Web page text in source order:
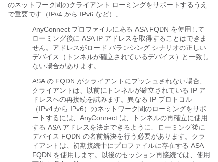
のネットワーク間のクライアント ローミングをサポートするうえ
で重要です（IPv4 から IPv6 など）。
AnyConnect プロファイルにある ASA FQDN を使用して
ローミング後に ASA IP アドレスを取得することはできま
せん。アドレスがロード バランシング シナリオの正しい
デバイス（トンネルが確立されているデバイス）と一致し
ない場合があります。
ASA の FQDN がクライアントにプッシュされない場合、
クライアントは、以前にトンネルが確立されている IP ア
ドレスへの再接続を試みます。異なる IP プロトコル
（IPv4 から IPv6）のネットワーク間のローミングをサポ
ートするには、AnyConnect は、トンネルの再確立に使用
する ASA アドレスを決定できるように、ローミング後に
デバイス FQDN の名前解決を行う必要があります。クラ
イアントは、初期接続中にプロファイルに存在する ASA
FQDN を使用します。以後のセッション再接続では、使用